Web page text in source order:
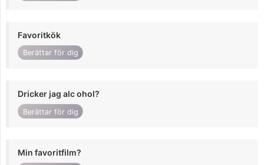
Favoritkök
Berättar för dig
Dricker jag alc ohol?
Berättar för dig
Min favoritfilm?